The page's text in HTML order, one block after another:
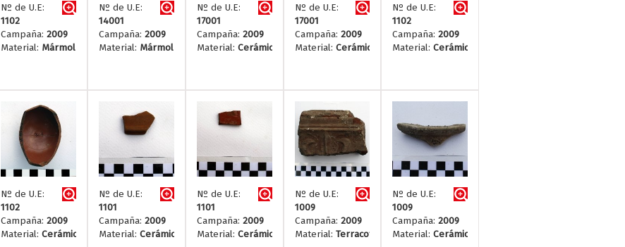
Nº de U.E:
1102
Campaña: 2009
Material: Mármol
Nº de U.E:
14001
Campaña: 2009
Material: Mármol
Nº de U.E:
17001
Campaña: 2009
Material: Cerámica
Nº de U.E:
17001
Campaña: 2009
Material: Cerámica
Nº de U.E:
1102
Campaña:2009
Material:Cerámica
Nº de U.E:
1102
Campaña: 2009
Material: Cerámica
Nº de U.E:
1101
Campaña: 2009
Material: Cerámica
Nº de U.E:
1101
Campaña: 2009
Material: Cerámica
Nº de U.E:
1009
Campaña: 2009
Material: Terracotta
Nº de U.E:
1009
Campaña:2009
Material:Cerámica